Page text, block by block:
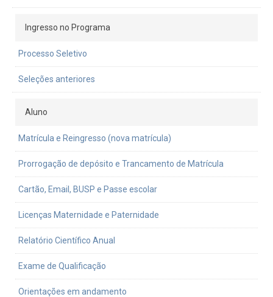
Ingresso no Programa
Processo Seletivo
Seleções anteriores
Aluno
Matrícula e Reingresso (nova matrícula)
Prorrogação de depósito e Trancamento de Matrícula
Cartão, Email, BUSP e Passe escolar
Licenças Maternidade e Paternidade
Relatório Científico Anual
Exame de Qualificação
Orientações em andamento